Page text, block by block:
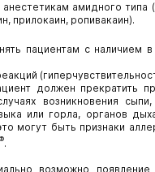
амидного типа
прилокаин, ропивакаин).
пациентам с наличием в
должен прекратить
возникновения
или горла, органов
могут быть признаки
®.
возможно появление